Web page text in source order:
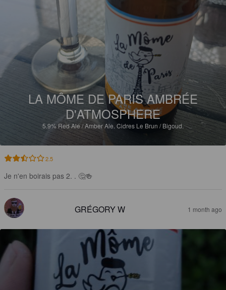
LA MÔME DE PARIS AMBRÉE
D'ATMOSPHERE
5.9%Red Ale / Amber Ale. Cidres Le Brun / Bigoud.
2.5
Je n'en boirais pas 2. . 🤔🍻
GRÉGORY W 1 month ago